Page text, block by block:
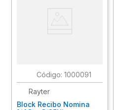
: 1000091
Rayter
Block Recibo Nomina